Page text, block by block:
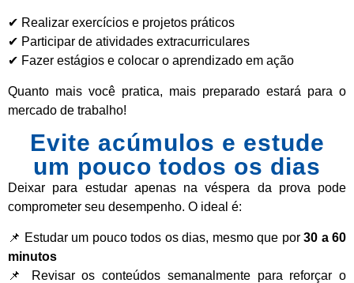
✔ Realizar exercícios e projetos práticos
✔ Participar de atividades extracurriculares
✔ Fazer estágios e colocar o aprendizado em ação
Quanto mais você pratica, mais preparado estará para o
mercado de trabalho!
Evite acúmulos e estude
um pouco todos os dias
Deixar para estudar apenas na véspera da prova pode
comprometer seu desempenho. O ideal é:
📌 Estudar um pouco todos os dias, mesmo que por30 a 60
minutos
📌 Revisar os conteúdos semanalmente para reforçar o